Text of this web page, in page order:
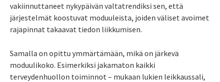
vakiinnuttaneet nykypäivän valtatrendiksi sen, että
järjestelmät koostuvat moduuleista, joiden väliset avoimet
rajapinnat takaavat tiedon liikkumisen.
Samalla on opittu ymmärtämään, mikä on järkevä
moduulikoko. Esimerkiksi jakamaton kaikki
terveydenhuollon toiminnot – mukaan lukien leikkaussali,